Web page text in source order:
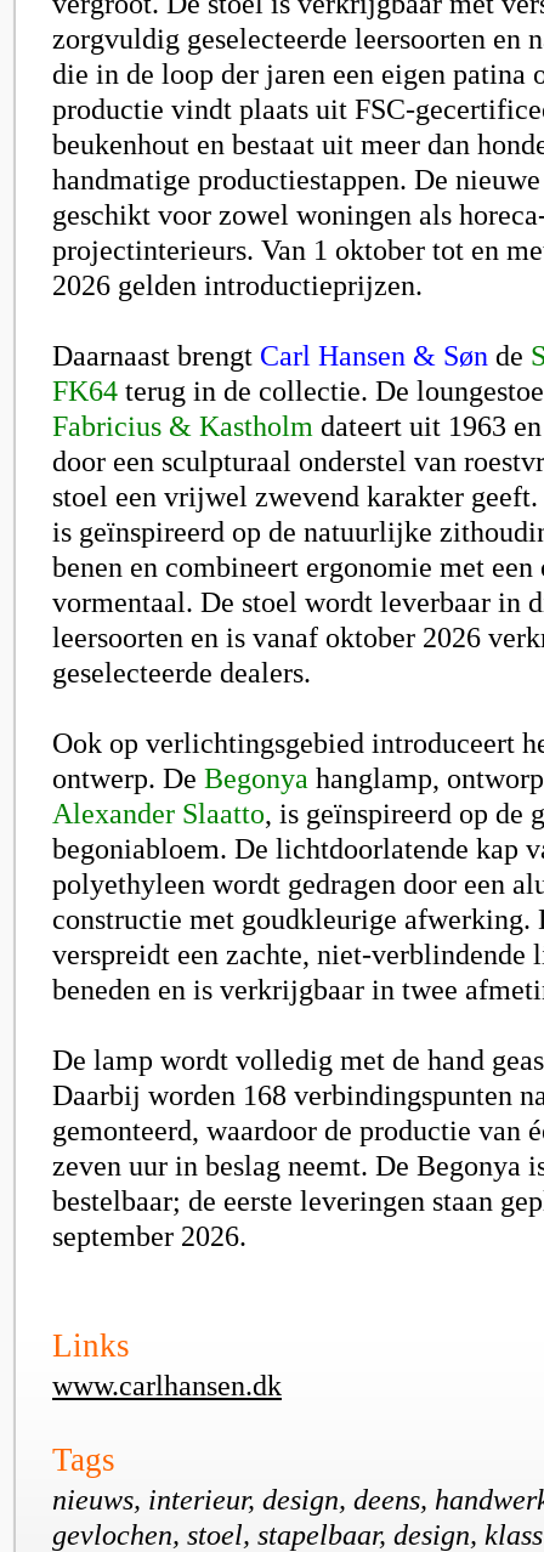
zorgvuldig geselecteerde leersoorten en
die in de loop der jaren een eigen patina
productie vindt plaats uit FSC-
beukenhout en bestaat uit meer dan
handmatige productiestappen. De
geschikt voor zowel woningen als
projectinterieurs. Van 1 oktober tot en
2026 gelden introductieprijzen.
Daarnaast brengt Carl Hansen & Søn de
FK64 terug in de collectie. De
Fabricius & Kastholm dateert uit 1963
door een sculpturaal onderstel van
stoel een vrijwel zwevend karakter
is geïnspireerd op de natuurlijke
benen en combineert ergonomie met een
vormentaal. De stoel wordt leverbaar in
leersoorten en is vanaf oktober 2026
geselecteerde dealers.
Ook op verlichtingsgebied introduceert
ontwerp. De Begonya hanglamp,
Alexander Slaatto, is geïnspireerd op de
begoniabloem. De lichtdoorlatende kap
polyethyleen wordt gedragen door een
constructie met goudkleurige afwerking.
verspreidt een zachte, niet-verblindende
beneden en is verkrijgbaar in twee
De lamp wordt volledig met de hand
Daarbij worden 168 verbindingspunten
gemonteerd, waardoor de productie van
zeven uur in beslag neemt. De Begonya
bestelbaar; de eerste leveringen staan
september 2026.
Links
www.carlhansen.dk
Tags
nieuws, interieur, design, deens,
gevlochen, stoel, stapelbaar, design,